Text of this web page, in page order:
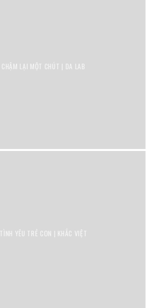
LẠI MỘT CHÚT | DA LAB
YÊU TRẺ CON | KHẮC VIỆT